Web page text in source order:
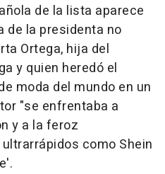
de la lista aparece
de la presidenta no
Ortega, hija del
y quien heredó el
moda del mundo en un
"se enfrentaba a
y a la feroz
como Shein